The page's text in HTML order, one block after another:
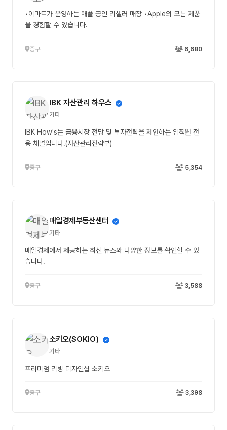
•이마트가 운영하는 애플 공인 리셀러 매장 •Apple의 모든 제품
을 경험할 수 있습니다.
중구 6,680
IBK 자산관리 하우스
기타
IBK How's는 금융시장 전망 및 투자전략을 제안하는 임직원 전
용 채널입니다.(자산관리전략부)
중구 5,354
매일경제부동산센터
기타
매일경제에서 제공하는 최신 뉴스와 다양한 정보를 확인할 수 있
습니다.
중구 3,588
소키오(SOKIO)
기타
프리미엄 리빙 디자인샵 소키오
중구 3,398